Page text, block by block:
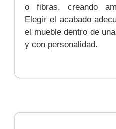
o fibras, creando
Elegir el acabado
el mueble dentro de
y con personalidad.